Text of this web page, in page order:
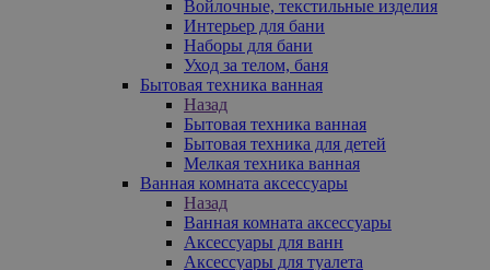
Войлочные, текстильные изделия
Интерьер для бани
Наборы для бани
Уход за телом, баня
Бытовая техника ванная
Назад
Бытовая техника ванная
Бытовая техника для детей
Мелкая техника ванная
Ванная комната аксессуары
Назад
Ванная комната аксессуары
Аксессуары для ванн
Аксессуары для туалета